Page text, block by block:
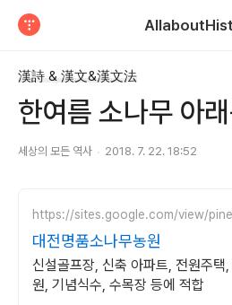
漢詩 & 漢文&漢文法
한여름 소나무 아
세상의 모든 역사 2018. 7. 22. 18:52
https://sites.google.com/view/
대전명품소나무농원
신설골프장, 신축 아파트, 전원주택
원, 기념식수, 수목장 등에 적합